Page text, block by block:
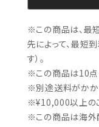
※この商品は、最
先によって、最短
す）。
※この商品は10点
※別途送料がかか
※¥10,000以上の
※この商品は海外